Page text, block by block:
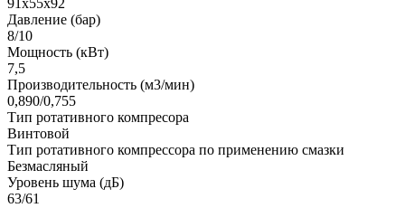
91x55x92
Давление (бар)
8/10
Мощность (кВт)
7,5
Производительность (м3/мин)
0,890/0,755
Тип ротативного компресора
Винтовой
Тип ротативного компрессора по применению смазки
Безмасляный
Уровень шума (дБ)
63/61